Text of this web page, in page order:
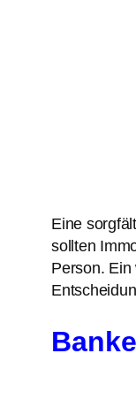
Eine
sollten
Person.